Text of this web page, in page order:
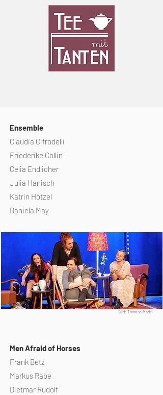
Ensemble
Claudia Cifrodelli
Friederike Collin
Celia Endlicher
Julia Hanisch
Katrin Hötzel
Daniela May
Katrin Hötzel
Men Afraid of Horses
Frank Betz
Markus Rabe
Dietmar Rudolf
Bild: Thomas Madel